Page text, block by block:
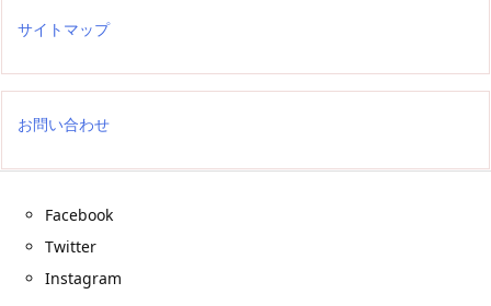
サイトマップ
お問い合わせ
Facebook
Twitter
Instagram